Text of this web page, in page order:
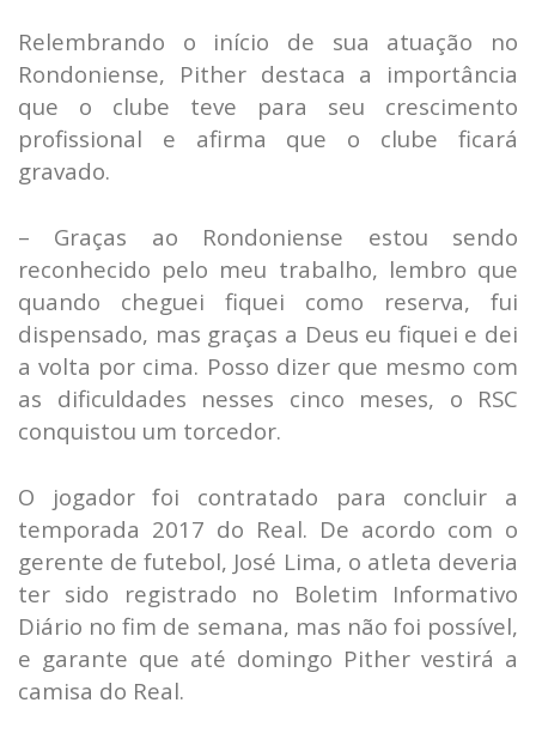
Relembrando o início de sua atuação no
Rondoniense, Pither destaca a importância
que o clube teve para seu crescimento
profissional e afirma que o clube ficará
gravado.
– Graças ao Rondoniense estou sendo
reconhecido pelo meu trabalho, lembro que
quando cheguei fiquei como reserva, fui
dispensado, mas graças a Deus eu fiquei e dei
a volta por cima. Posso dizer que mesmo com
as dificuldades nesses cinco meses, o RSC
conquistou um torcedor.
O jogador foi contratado para concluir a
temporada 2017 do Real. De acordo com o
gerente de futebol, José Lima, o atleta deveria
ter sido registrado no Boletim Informativo
Diário no fim de semana, mas não foi possível,
e garante que até domingo Pither vestirá a
camisa do Real.